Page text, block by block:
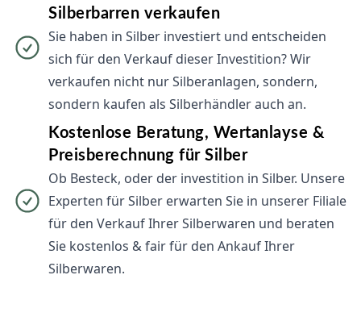
Silberbarren verkaufen
Sie haben in Silber investiert und entscheiden
sich für den Verkauf dieser Investition? Wir
verkaufen nicht nur Silberanlagen, sondern,
sondern kaufen als Silberhändler auch an.
Kostenlose Beratung, Wertanlayse &
Preisberechnung für Silber
Ob Besteck, oder der investition in Silber. Unsere
Experten für Silber erwarten Sie in unserer Filiale
für den Verkauf Ihrer Silberwaren und beraten
Sie kostenlos & fair für den Ankauf Ihrer
Silberwaren.